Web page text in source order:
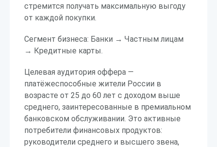
стремится получать максимальную выгоду
от каждой покупки.
Сегмент бизнеса: Банки → Частным лицам
→ Кредитные карты.
Целевая аудитория оффера —
платёжеспособные жители России в
возрасте от 25 до 60 лет с доходом выше
среднего, заинтересованные в премиальном
банковском обслуживании. Это активные
потребители финансовых продуктов:
руководители среднего и высшего звена,